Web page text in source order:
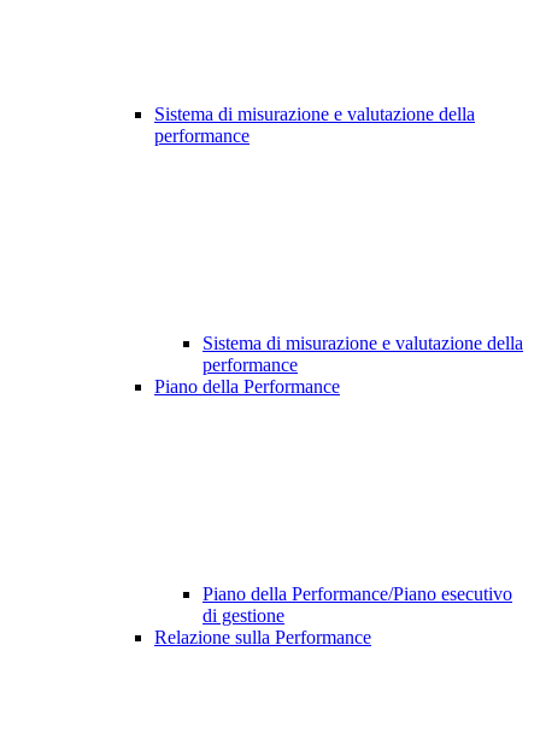
Sistema di misurazione e valutazione della
performance
Sistema di misurazione e valutazione della
performance
Piano della Performance
Piano della Performance/Piano esecutivo
di gestione
Relazione sulla Performance